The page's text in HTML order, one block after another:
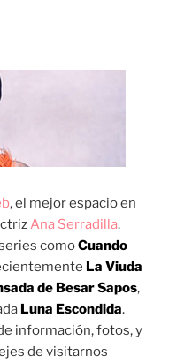
, el mejor espacio en
Ana Serradilla.
comoCuando
La Viuda
de Besar Sapos,
Luna Escondida.
información, fotos, y
de visitarnos